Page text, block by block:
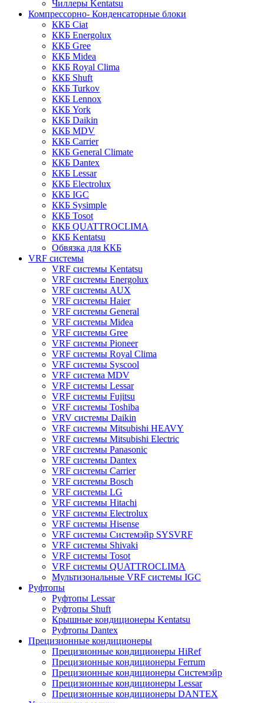
Чиллеры Kentatsu
Компрессорно- Конденсаторные блоки
ККБ Ciat
ККБ Energolux
ККБ Gree
ККБ Midea
ККБ Royal Clima
ККБ Shuft
ККБ Turkov
ККБ Lennox
ККБ York
ККБ Daikin
ККБ MDV
ККБ Carrier
ККБ General Climate
ККБ Dantex
ККБ Lessar
ККБ Electrolux
ККБ IGC
ККБ Sysimple
ККБ Tosot
ККБ QUATTROCLIMA
ККБ Kentatsu
Обвязка для ККБ
VRF системы
VRF системы Kentatsu
VRF системы Energolux
VRF системы AUX
VRF системы Haier
VRF системы General
VRF системы Midea
VRF системы Gree
VRF системы Pioneer
VRF системы Royal Clima
VRF системы Syscool
VRF система MDV
VRF системы Lessar
VRF системы Fujitsu
VRF системы Toshiba
VRV системы Daikin
VRF системы Mitsubishi HEAVY
VRF системы Mitsubishi Electric
VRF системы Panasonic
VRF системы Dantex
VRF системы Carrier
VRF системы Bosch
VRF системы LG
VRF системы Hitachi
VRF системы Electrolux
VRF системы Hisense
VRF системы Системэйр SYSVRF
VRF системы Shivaki
VRF системы Tosot
VRF системы QUATTROCLIMA
Мультизональные VRF системы IGC
Руфтопы
Руфтопы Lessar
Руфтопы Shuft
Крышные кондиционеры Kentatsu
Руфтопы Dantex
Прецизионные кондиционеры
Прецизионные кондиционеры HiRef
Прецизионные кондиционеры Ferrum
Прецизионные кондиционеры Системэйр
Прецизионные кондиционеры Lessar
Прецизионные кондиционеры DANTEX